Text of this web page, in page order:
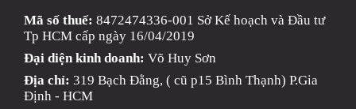
Mã số thuế: 8472474336-001 Sở Kế hoạch và Đầu tư
Tp HCM cấp ngày 16/04/2019
Đại diện kinh doanh: Võ Huy Sơn
Địa chỉ: 319 Bạch Đằng, ( cũ p15 Bình Thạnh) P.Gia
Định - HCM